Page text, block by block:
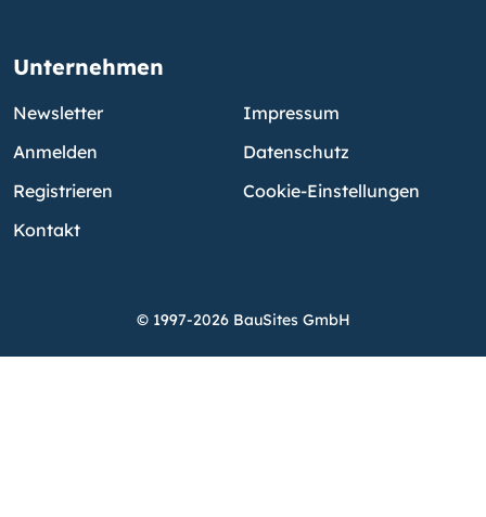
Unternehmen
Newsletter
Anmelden
Registrieren
Kontakt
Impressum
Datenschutz
Cookie-Einstellungen
© 1997-2026 BauSites GmbH